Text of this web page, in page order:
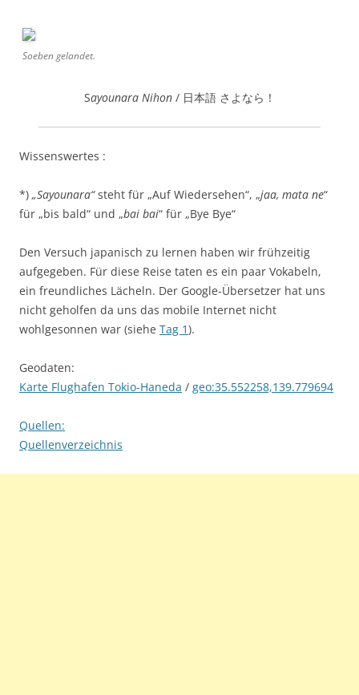
Soeben gelandet.
Sayounara Nihon/ 日本語 さよなら！
Wissenswertes :
*) „Sayounara“steht für „Auf Wiedersehen“, „jaa, mata ne“
für „bis bald“ und „bai bai“ für „Bye Bye“
Den Versuch japanisch zu lernen haben wir frühzeitig
aufgegeben. Für diese Reise taten es ein paar Vokabeln,
ein freundliches Lächeln. Der Google-Übersetzer hat uns
nicht geholfen da uns das mobile Internet nicht
wohlgesonnen war (siehe Tag 1).
Geodaten:
Karte Flughafen Tokio-Haneda / geo:35.552258,139.779694
Quellen:
Quellenverzeichnis